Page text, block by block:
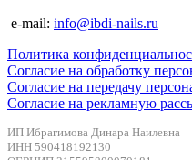
e-mail: info@ibdi-nails.ru
Политика
Согласие на обработку
Согласие на передачу
Согласие на рекламную
ИП Ибрагимова Динара Наилевна
ИНН 590418192130